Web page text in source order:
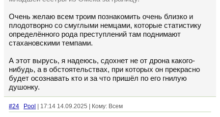
Очень желаю всем троим познакомить очень близко и
плодотворно со смуглыми немцами, которые статистику
определённого рода преступлений там поднимают
стахановскими темпами.
А этот вырусь, я надеюсь, сдохнет не от дрона какого-
нибудь, а в обстоятельствах, при которых он прекрасно
будет осознавать кто и за что пришёл по его гнилую
душонку.
#24 Pool | 17:14 14.09.2025 | Кому: Всем